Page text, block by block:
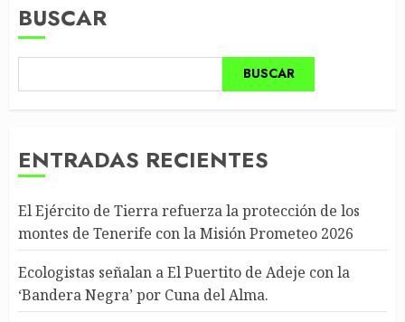
BUSCAR
BUSCAR
ENTRADAS RECIENTES
El Ejército de Tierra refuerza la protección de los
montes de Tenerife con la Misión Prometeo 2026
Ecologistas señalan a El Puertito de Adeje con la
‘Bandera Negra’ por Cuna del Alma.